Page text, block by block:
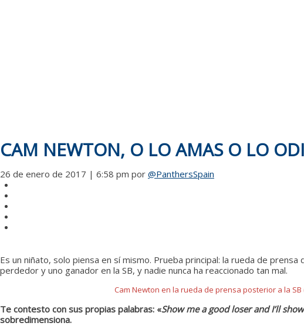
CAM NEWTON, O LO AMAS O LO
26 de enero de 2017 | 6:58 pm por @PanthersSpain
Es un niñato, solo piensa en sí mismo. Prueba principal: la rueda de
perdedor y uno ganador en la SB, y nadie nunca ha reaccionado tan mal.
Cam Newton en la rueda de prensa posterior a la SB
Te contesto con sus propias palabras: «Show me a good loser and I’ll
sobredimensiona.